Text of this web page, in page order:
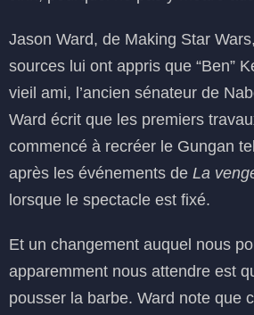
Jason Ward, de Making Star
sources lui ont appris que “Ben”
vieil ami, l’ancien sénateur de
Ward écrit que les premiers
commencé à recréer le Gungan
après les événements de La
lorsque le spectacle est fixé.
Et un changement auquel nous
apparemment nous attendre est
pousser la barbe. Ward note que